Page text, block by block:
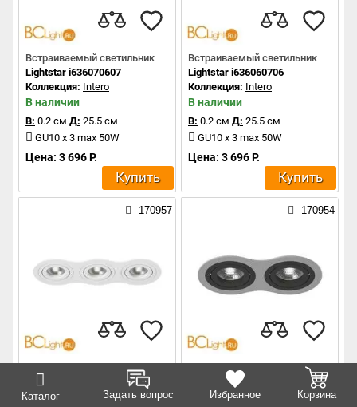
Каталог Задать вопрос Избранное Корзина
Встраиваемый светильник
Lightstar i636070607
Коллекция: Intero
В наличии
В: 0.2 см Д: 25.5 см
GU10 x 3 max 50W
Цена: 3 696 Р.
Купить
Встраиваемый светильник
Lightstar i636060706
Коллекция: Intero
В наличии
В: 0.2 см Д: 25.5 см
GU10 x 3 max 50W
Цена: 3 696 Р.
Купить
170957
Встраиваемый светильник
Коллекция:
Intero
170954
Встраиваемый светильник
Lightstar i6290707
Коллекция:Intero